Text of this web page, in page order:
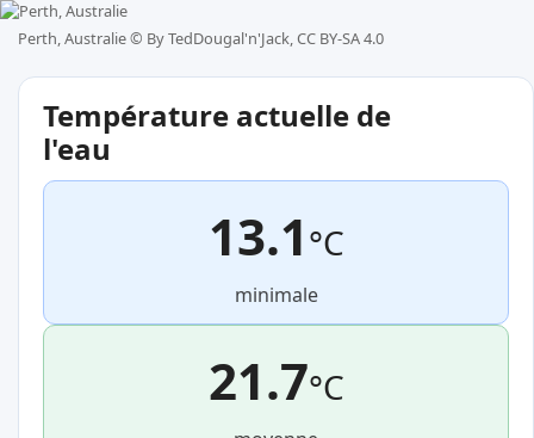
Perth, Australie © By TedDougal'n'Jack, CC BY-SA 4.0
Température actuelle de
l'eau
13.1°C
minimale
21.7°C